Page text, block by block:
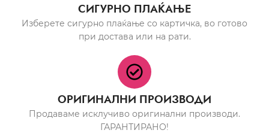
СИГУРНО ПЛАЌАЊЕ
Изберете сигурно плаќање со картичка, во готово
при достава или на рати.
ОРИГИНАЛНИ ПРОИЗВОДИ
Продаваме исклучиво оригинални производи.
ГАРАНТИРАНО!